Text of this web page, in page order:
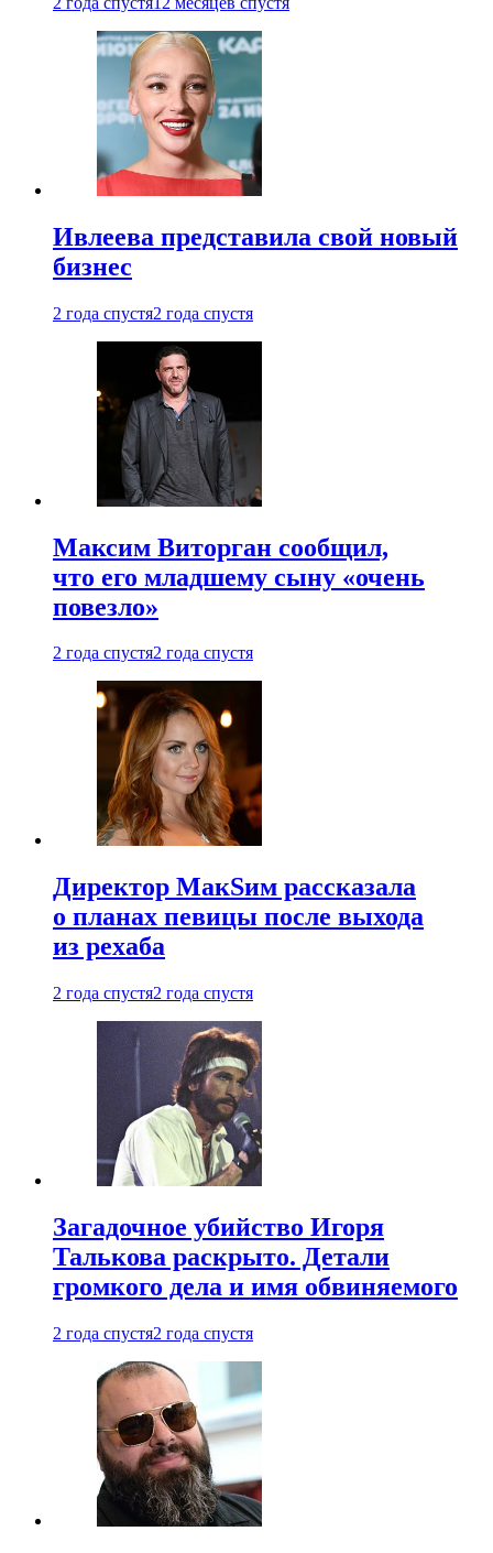
Ивлеева представила свой новый
бизнес
2 года спустя2 года спустя
Максим Виторган сообщил,
что его младшему сыну «очень
повезло»
2 года спустя2 года спустя
Директор МакSим рассказала
о планах певицы после выхода
из рехаба
2 года спустя2 года спустя
Загадочное убийство Игоря
Талькова раскрыто. Детали
громкого дела и имя обвиняемого
2 года спустя2 года спустя